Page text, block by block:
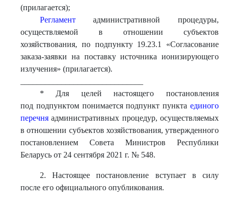
(прилагается);
Регламентадминистративной процедуры,
осуществляемой в отношении субъектов
хозяйствования, по подпункту 19.23.1 «Согласование
заказа-заявки на поставку источника ионизирующего
излучения» (прилагается).
* Для целей настоящего постановления
под подпунктом понимается подпункт пункта единого
перечня административных процедур, осуществляемых
в отношении субъектов хозяйствования, утвержденного
постановлением Совета Министров Республики
Беларусь от 24 сентября 2021 г. № 548.
2. Настоящее постановление вступает в силу
после его официального опубликования.